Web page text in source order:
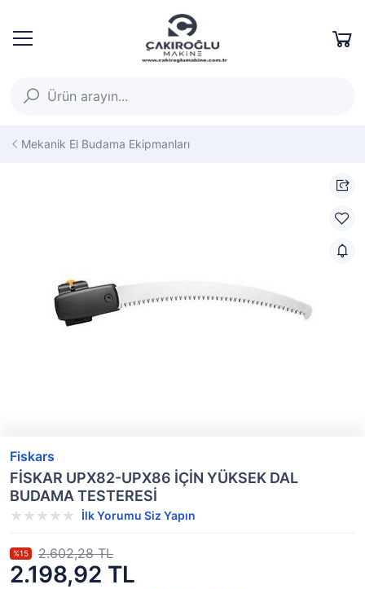
Mekanik El Budama Ekipmanları
Fiskars
FİSKAR UPX82-UPX86 İÇİN YÜKSEK DAL
BUDAMA TESTERESİ
İlk Yorumu Siz Yapın
2.198,92 TL
%15 2.602,28 TL